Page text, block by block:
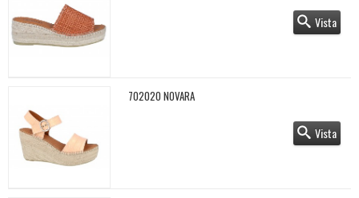
Vista
702020 NOVARA
Vista